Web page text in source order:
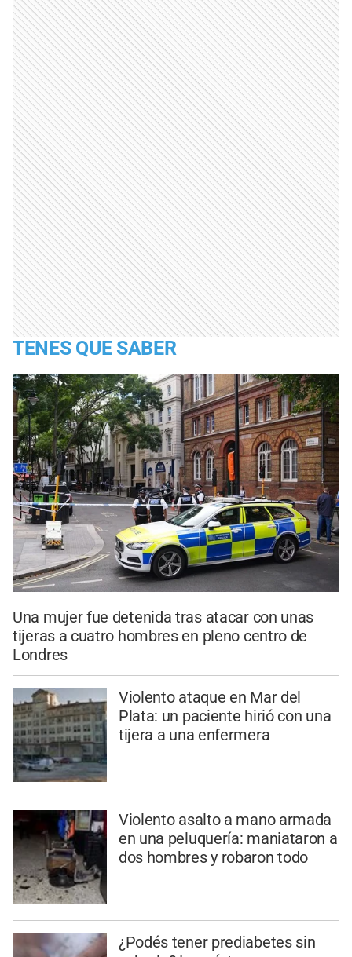
TENES QUE SABER
Una mujer fue detenida tras atacar con unas
tijeras a cuatro hombres en pleno centro de
Londres
Violento ataque en Mar del
Plata: un paciente hirió con una
tijera a una enfermera
Violento asalto a mano armada
en una peluquería: maniataron a
dos hombres y robaron todo
¿Podés tener prediabetes sin